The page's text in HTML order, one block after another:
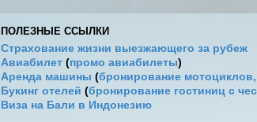
ПОЛЕЗНЫЕ ССЫЛКИ
Страхование жизни выезжающего за рубеж
Авиабилет (промо авиабилеты)
Аренда машины (бронирование
Букинг отелей (бронирование гостиниц с
Виза на Бали в Индонезию